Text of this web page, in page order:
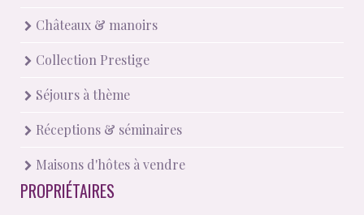
Châteaux & manoirs
Collection Prestige
Séjours à thème
Réceptions & séminaires
Maisons d'hôtes à vendre
PROPRIÉTAIRES